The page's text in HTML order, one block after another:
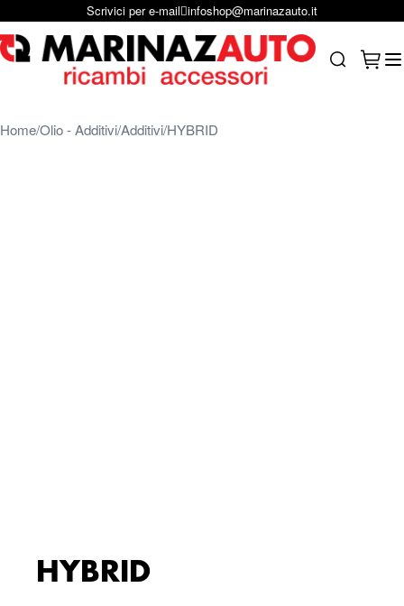
Salta al contenutoScrivici per e-mail infoshop@marinazauto.it
HomeOlio - AdditiviAdditivi HYBRID
HYBRID